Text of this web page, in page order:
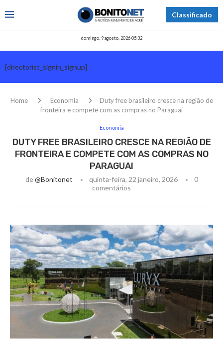
Classificado
domingo, 9 agosto, 2026 05:32
[directorist_signin_signup]
Home Economia
Duty free brasileiro cresce na região de
fronteira e compete com as compras no Paraguai
Economia
DUTY FREE BRASILEIRO CRESCE NA REGIÃO DE
FRONTEIRA E COMPETE COM AS COMPRAS NO
PARAGUAI
de@bonitonet quinta-feira, 22 janeiro, 2026
0
comentários